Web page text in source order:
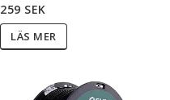
259 SEK
LÄS MER